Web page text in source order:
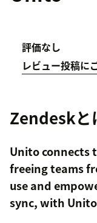
評価なし
レビュー投稿に
Zendeskと
Unito connects
freeing teams
use and
sync, with